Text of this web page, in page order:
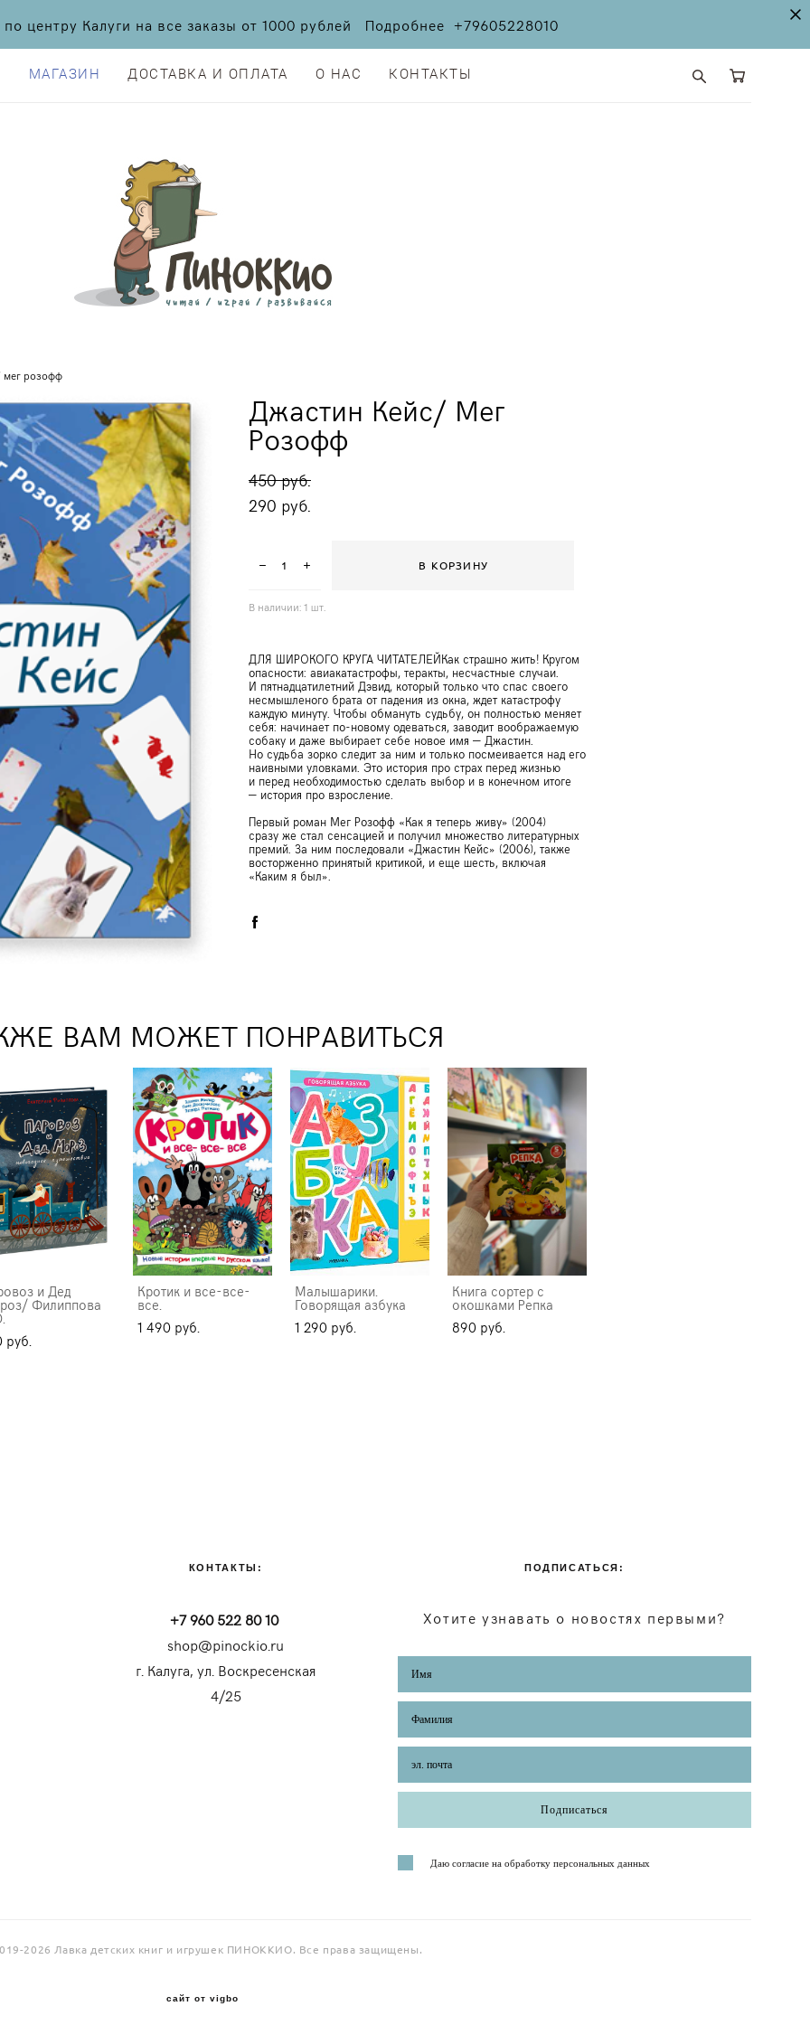
по центру Калуги на все заказы от 1000 рублей Подробнее +79605228010
МАГАЗИН ДОСТАВКА И ОПЛАТА О НАС КОНТАКТЫ
МАГАЗИН ДОСТАВКА И ОПЛАТА О НАС КОНТАКТЫ
мег розофф
Джастин Кейс/ Мег
Розофф
450 pуб.
290 pуб.
В наличии:1 шт.
В КОРЗИНУ
ДЛЯ ШИРОКОГО КРУГА ЧИТАТЕЛЕЙКак страшно жить! Кругом
опасности: авиакатастрофы, теракты, несчастные случаи.
И пятнадцатилетний Дэвид, который только что спас своего
несмышленого брата от падения из окна, ждет катастрофу
каждую минуту. Чтобы обмануть судьбу, он полностью меняет
себя: начинает по-новому одеваться, заводит воображаемую
собаку и даже выбирает себе новое имя — Джастин.
Но судьба зорко следит за ним и только посмеивается над его
наивными уловками. Это история про страх перед жизнью
и перед необходимостью сделать выбор и в конечном итоге
— история про взросление.
Первый роман Мег Розофф «Как я теперь живу» (2004)
сразу же стал сенсацией и получил множество литературных
премий. За ним последовали «Джастин Кейс» (2006), также
восторженно принятый критикой, и еще шесть, включая
«Каким я был».
ВАМ МОЖЕТ ПОНРАВИТЬСЯ
и Дед
Филиппова
pуб.
Кротик и все-все-
все.
1 490 pуб.
Малышарики.
Говорящая азбука
1 290 pуб.
Книга сортер с
окошками Репка
890 pуб.
КОНТАКТЫ:
+7 960 522 80 10
shop@pinockio.ru
г. Калуга, ул. Воскресенская
4/25
ПОДПИСАТЬСЯ:
Хотите узнавать о новостях первыми?
Подписаться
Даю согласие на обработку персональных данных
2026 Лавка детских книг и игрушек ПИНОККИО. Все права защищены.
сайт от vigbo